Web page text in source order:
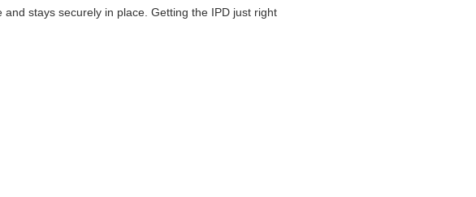
stays securely in place. Getting the IPD just right